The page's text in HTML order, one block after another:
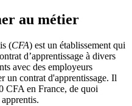
au métier
(CFA) est un établissement qui
d’apprentissage à divers
avec des employeurs
un contrat d'apprentissage. Il
CFA en France, de quoi